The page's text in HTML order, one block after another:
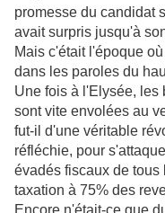
promesse du candidat
avait surpris jusqu'à
Mais c'était l'époque
dans les paroles du
Une fois à l'Elysée, les
sont vite envolées au
fut-il d'une véritable
réfléchie, pour
évadés fiscaux de tous
taxation à 75% des